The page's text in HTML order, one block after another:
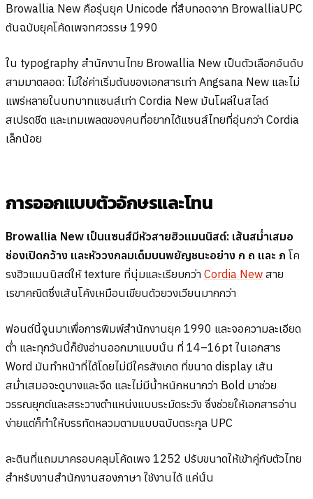
Browallia New คือรุ่นยุค Unicode ที่สืบทอดจาก BrowalliaUPC
ต้นฉบับยุคโค้ดเพจทศวรรษ 1990
ใน typography สำนักงานไทย Browallia New เป็นตัวเลือกอันดับ
สามมาตลอด: ไม่ใช่ค่าเริ่มต้นของเอกสารเท่า Angsana New และไม่
แพร่หลายในบทบาทแซนส์เท่า Cordia New มันโผล่ในสไลด์
สเปรดชีต และเทมเพลตของคนที่อยากได้แซนส์ไทยที่อุ่นกว่า Cordia
เล็กน้อย
การออกแบบตัวอักษรและโทน
Browallia New เป็นแซนส์มีหัวสายฮิวแมนนิสต์: เส้นสม่ำเสมอ
ช่องเปิดกว้าง และหัววงกลมเต็มบนพยัญชนะอย่าง ก ถ และ ภ โค
รงฮิวแมนนิสต์ให้ texture ที่นุ่มและเรียบกว่า Cordia New สาย
เรขาคณิตซึ่งเส้นโค้งเหมือนเขียนด้วยวงเวียนมากกว่า
ฟอนต์นี้จูนมาเพื่อการพิมพ์สำนักงานยุค 1990 และจอความละเอียด
ต่ำ และทุกวันนี้ก็ยังอ่านออกมาแบบนั้น ที่ 14–16pt ในเอกสาร
Word มันทำหน้าที่ได้โดยไม่มีใครสังเกต ที่ขนาด display เส้น
สม่ำเสมอจะดูบางและจืด และไม่มีน้ำหนักหนากว่า Bold มาช่วย
วรรณยุกต์และสระวางตำแหน่งแบบระมัดระวัง ซึ่งช่วยให้เอกสารอ่าน
ง่ายแต่ก็ทำให้บรรทัดหลวมตามแบบฉบับตระกูล UPC
ละตินที่แถมมาครอบคลุมโค้ดเพจ 1252 ปรับขนาดให้เข้าคู่กับตัวไทย
สำหรับงานสำนักงานสองภาษา ใช้งานได้ แค่นั้น